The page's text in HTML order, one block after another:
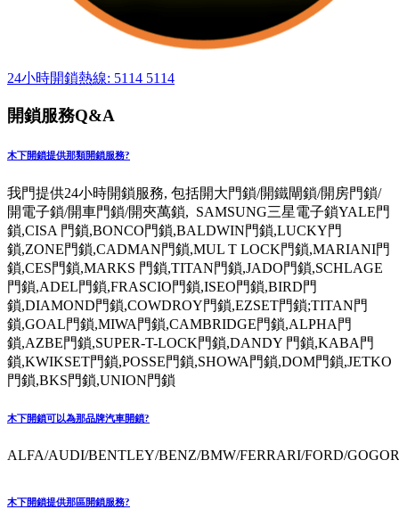
24小時開鎖熱線: 5114 5114
開鎖服務Q&A
木下開鎖提供那類開鎖服務?
我門提供24小時開鎖服務, 包括開大門鎖/開鐵閘鎖/開房門鎖/
開電子鎖/開車門鎖/開夾萬鎖, SAMSUNG三星電子鎖YALE門
鎖,CISA 門鎖,BONCO門鎖,BALDWIN門鎖,LUCKY門
鎖,ZONE門鎖,CADMAN門鎖,MUL T LOCK門鎖,MARIANI門
鎖,CES門鎖,MARKS 門鎖,TITAN門鎖,JADO門鎖,SCHLAGE
門鎖,ADEL門鎖,FRASCIO門鎖,ISEO門鎖,BIRD門
鎖,DIAMOND門鎖,COWDROY門鎖,EZSET門鎖;TITAN門
鎖,GOAL門鎖,MIWA門鎖,CAMBRIDGE門鎖,ALPHA門
鎖,AZBE門鎖,SUPER-T-LOCK門鎖,DANDY 門鎖,KABA門
鎖,KWIKSET門鎖,POSSE門鎖,SHOWA門鎖,DOM門鎖,JETKO
門鎖,BKS門鎖,UNION門鎖
木下開鎖可以為那品牌汽車開鎖?
ALFA/AUDI/BENTLEY/BENZ/BMW/FERRARI/FORD/
木下開鎖提供那區開鎖服務?